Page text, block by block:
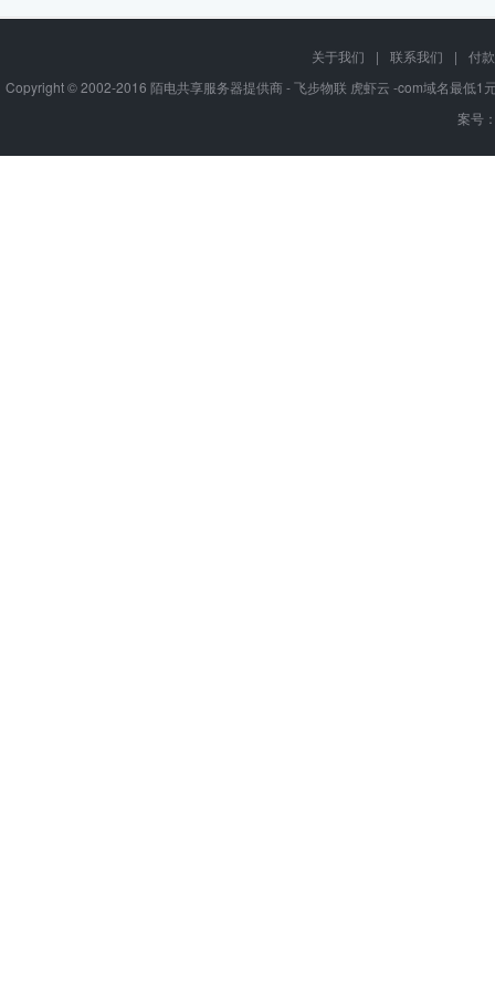
关于我们 | 联系我们 |
付
Copyright © 2002-2016 陌电共享服务器提供商 - 飞步物联 虎虾云 -com域名最低
案号